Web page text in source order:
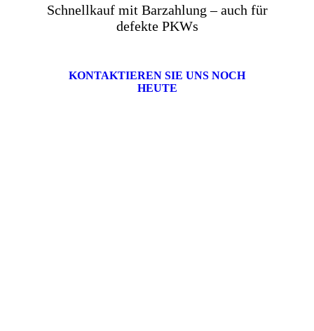
Schnellkauf mit Barzahlung – auch für
defekte PKWs
KONTAKTIEREN SIE UNS NOCH
HEUTE